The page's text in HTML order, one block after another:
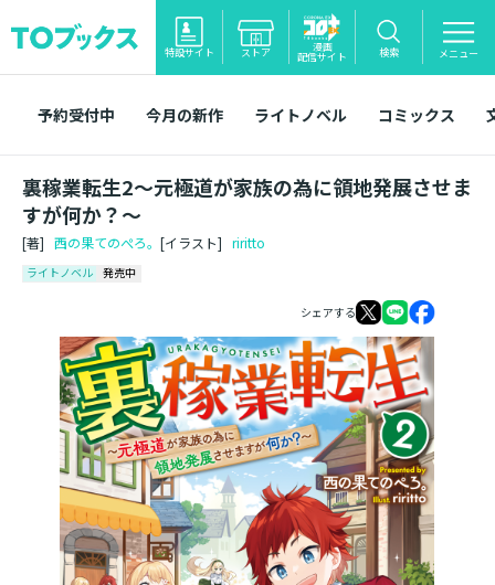
特設サイト ストア 漫画
配信サイト 検索 メニュー
予約受付中 今月の新作 ライトノベル コミックス
裏稼業転生2～元極道が家族の為に領地発展させま
すが何か？～
[著] 西の果てのぺろ。 [イラスト] riritto
ライトノベル 発売中
シェアする